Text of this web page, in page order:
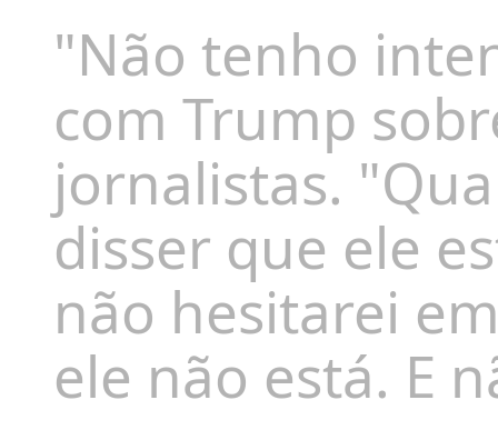
"Não tenho
com Trump
jornalistas.
disser que ele
não hesitarei
ele não está. E